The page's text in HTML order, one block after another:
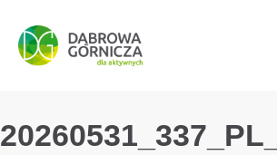
PRZEJDŹ DO MENU GŁÓWNEGO
PRZEJDŹ DO WYSZUKIWARKI
PRZEJDŹ DO TREŚCI